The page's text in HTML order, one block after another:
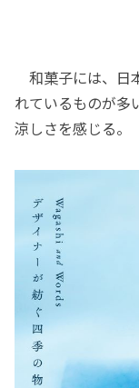
和菓子には、日
れているものが多
涼しさを感じる。